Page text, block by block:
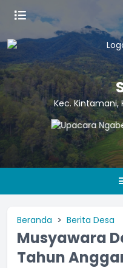
Kec. Kintamani,
Beranda Berita Desa
Musyawara
Tahun